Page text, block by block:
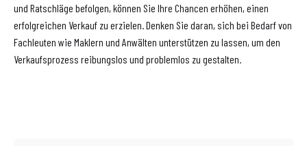
und Ratschläge befolgen, können Sie Ihre Chancen erhöhen, einen
erfolgreichen Verkauf zu erzielen. Denken Sie daran, sich bei Bedarf von
Fachleuten wie Maklern und Anwälten unterstützen zu lassen, um den
Verkaufsprozess reibungslos und problemlos zu gestalten.